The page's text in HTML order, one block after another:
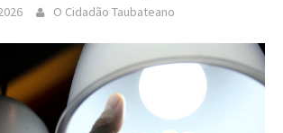
O Cidadão Taubateano